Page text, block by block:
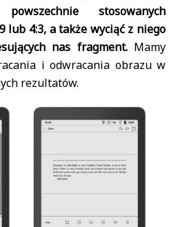
stosowanych
lub 4:3, a także wyciąć z niego
nas fragment.Mamy
i odwracania obrazu w
rezultatów.